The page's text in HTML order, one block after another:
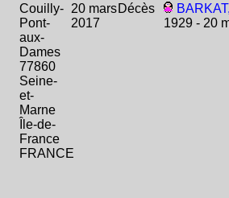
Couilly-
Pont-
aux-
Dames
77860
Seine-
et-
Marne
Île-de-
France
FRANCE
20 mars
2017
Décès
1929 - 20